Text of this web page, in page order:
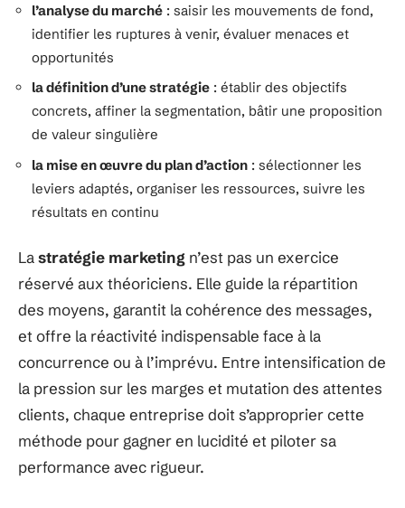
l’analyse du marché : saisir les mouvements de fond,
identifier les ruptures à venir, évaluer menaces et
opportunités
la définition d’une stratégie : établir des objectifs
concrets, affiner la segmentation, bâtir une proposition
de valeur singulière
la mise en œuvre du plan d’action : sélectionner les
leviers adaptés, organiser les ressources, suivre les
résultats en continu
Lastratégie marketing n’est pas un exercice
réservé aux théoriciens. Elle guide la répartition
des moyens, garantit la cohérence des messages,
et offre la réactivité indispensable face à la
concurrence ou à l’imprévu. Entre intensification de
la pression sur les marges et mutation des attentes
clients, chaque entreprise doit s’approprier cette
méthode pour gagner en lucidité et piloter sa
performance avec rigueur.